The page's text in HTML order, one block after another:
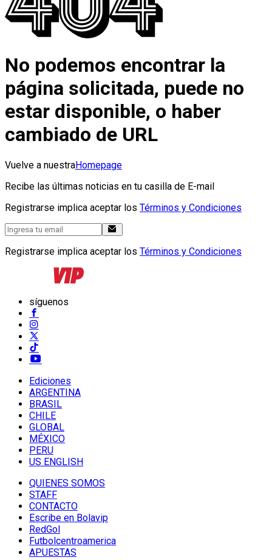
No podemos encontrar la
página solicitada, puede no
estar disponible, o haber
cambiado de URL
Vuelve a nuestraHomepage
Recibe las últimas noticias en tu casilla de E-mail
Registrarse implica aceptar los Términos y Condiciones
Registrarse implica aceptar los Términos y Condiciones
síguenos
Ediciones
ARGENTINA
BRASIL
CHILE
GLOBAL
MÉXICO
PERU
US ENGLISH
QUIENES SOMOS
STAFF
CONTACTO
Escribe en Bolavip
RedGol
Futbolcentroamerica
APUESTAS